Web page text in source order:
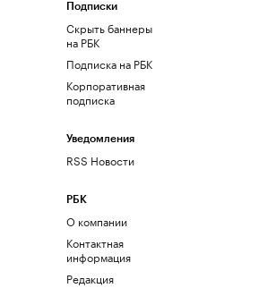
Подписки
Скрыть баннеры
на РБК
Подписка на РБК
Корпоративная
подписка
Уведомления
RSS Новости
РБК
О компании
Контактная
информация
Редакция